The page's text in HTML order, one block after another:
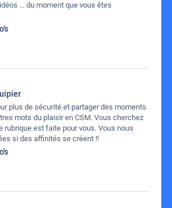
... du moment que vous êtes
plus de sécurité et partager des moments
mots du plaisir en CSM. Vous cherchez
rubrique est faite pour vous. Vous nous
si des affinités se créent !!